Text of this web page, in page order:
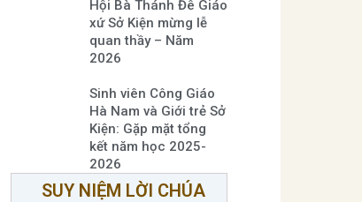
Hội Bà Thánh Đê Giáo
xứ Sở Kiện mừng lễ
quan thầy – Năm
2026
Sinh viên Công Giáo
Hà Nam và Giới trẻ Sở
Kiện: Gặp mặt tổng
kết năm học 2025-
2026
SUY NIỆM LỜI CHÚA